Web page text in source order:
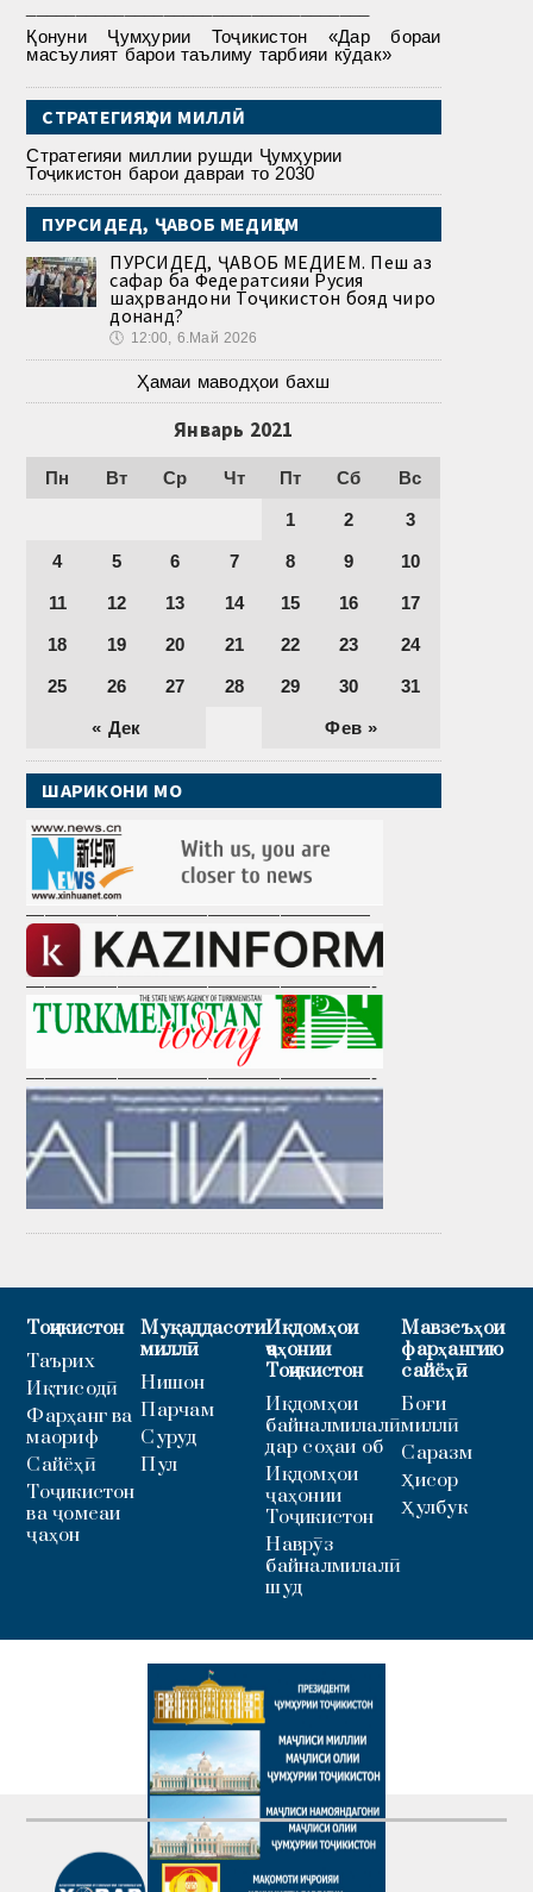
Қонуни Ҷумҳурии Тоҷикистон «Дар бораи
масъулият барои таълиму тарбияи кӯдак»
СТРАТЕГИЯҲОИ МИЛЛӢ
Стратегияи миллии рушди Ҷумҳурии
Тоҷикистон барои давраи то 2030
ПУРСИДЕД, ҶАВОБ МЕДИҲЕМ
ПУРСИДЕД, ҶАВОБ МЕДИҲЕМ. Пеш аз
сафар ба Федератсияи Русия
шаҳрвандони Тоҷикистон бояд чиро
донанд?
🕔 12:00, 6.Май 2026
Ҳамаи маводҳои бахш
Январь 2021
Пн Вт Ср Чт Пт Сб Вс
« Дек Фев »
1 2 3
4 5 6 7 8 9 10
11 12 13 14 15 16 17
18 19 20 21 22 23 24
25 26 27 28 29 30 31
ШАРИКОНИ МО
———————————————————
———————————————————-
———————————————————-
Тоҷикистон
Таърих
Иқтисодӣ
Фарҳанг ва
маориф
Сайёҳӣ
Тоҷикистон
ва ҷомеаи
ҷаҳон
Муқаддасоти
миллӣ
Нишон
Парчам
Суруд
Пул
Иқдомҳои
ҷаҳонии
Тоҷикистон
Иқдомҳои
байналмилалӣ
дар соҳаи об
Иқдомҳои
ҷаҳонии
Тоҷикистон
Наврӯз
байналмилалӣ
шуд
Мавзеъҳои
фарҳангию
сайёҳӣ
Боғи
миллӣ
Саразм
Ҳисор
Ҳулбук